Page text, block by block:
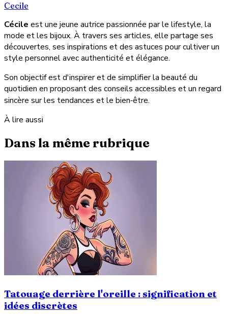
Cecile
Cécile est une jeune autrice passionnée par le lifestyle, la
mode et les bijoux. À travers ses articles, elle partage ses
découvertes, ses inspirations et des astuces pour cultiver un
style personnel avec authenticité et élégance.
Son objectif est d'inspirer et de simplifier la beauté du
quotidien en proposant des conseils accessibles et un regard
sincère sur les tendances et le bien‑être.
À lire aussi
Dans la même rubrique
Tatouage derrière l'oreille : signification et
idées discrètes